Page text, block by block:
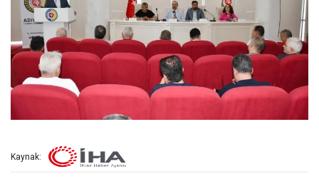
Kaynak: